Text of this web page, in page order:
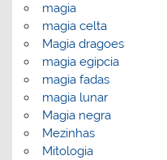
magia
magia celta
Magia dragoes
magia egipcia
magia fadas
magia lunar
Magia negra
Mezinhas
Mitologia